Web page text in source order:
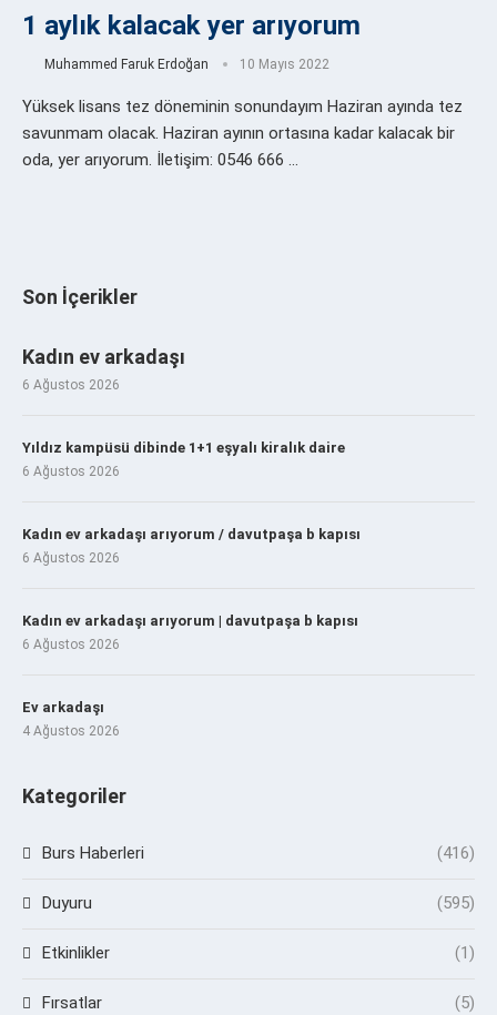
1 aylık kalacak yer arıyorum
Muhammed Faruk Erdoğan 10 Mayıs 2022
Yüksek lisans tez döneminin sonundayım Haziran ayında tez
savunmam olacak. Haziran ayının ortasına kadar kalacak bir
oda, yer arıyorum. İletişim: 0546 666 …
Son İçerikler
Kadın ev arkadaşı
6 Ağustos 2026
Yıldız kampüsü dibinde 1+1 eşyalı kiralık daire
6 Ağustos 2026
Kadın ev arkadaşı arıyorum / davutpaşa b kapısı
6 Ağustos 2026
Kadın ev arkadaşı arıyorum | davutpaşa b kapısı
6 Ağustos 2026
Ev arkadaşı
4 Ağustos 2026
Kategoriler
Burs Haberleri (416)
Duyuru (595)
Etkinlikler (1)
Fırsatlar (5)